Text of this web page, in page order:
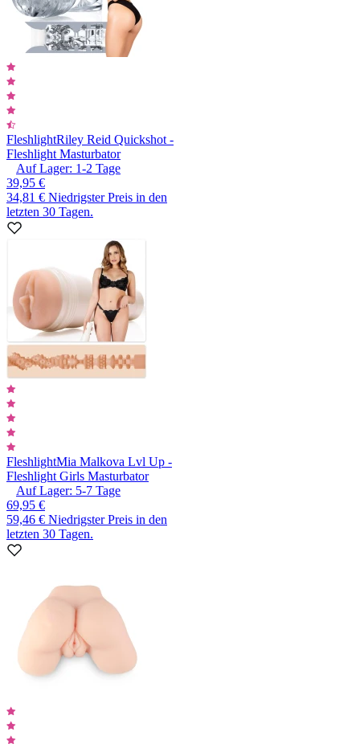
FleshlightRiley Reid Quickshot -
Fleshlight Masturbator
Auf Lager: 1-2 Tage
39,95 €
34,81 € Niedrigster Preis in den
letzten 30 Tagen.
FleshlightMia Malkova Lvl Up -
Fleshlight Girls Masturbator
Auf Lager: 5-7 Tage
69,95 €
59,46 € Niedrigster Preis in den
letzten 30 Tagen.